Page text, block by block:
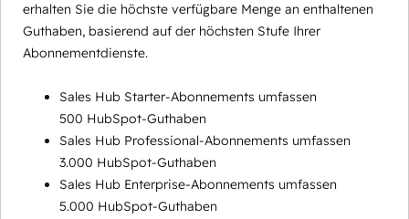
erhalten Sie die höchste verfügbare Menge an enthaltenen
Guthaben, basierend auf der höchsten Stufe Ihrer
Abonnementdienste.
Sales Hub Starter-Abonnements umfassen
500 HubSpot-Guthaben
Sales Hub Professional-Abonnements umfassen
3.000 HubSpot-Guthaben
Sales Hub Enterprise-Abonnements umfassen
5.000 HubSpot-Guthaben